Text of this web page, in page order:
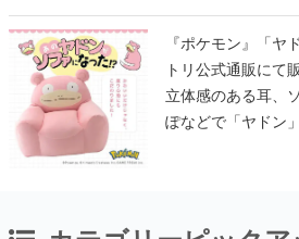
立体感のある耳、
ぽなどで「ヤドン
カテゴリーピックア